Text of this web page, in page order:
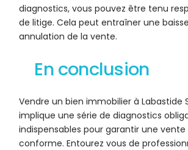
diagnostics, vous pouvez être tenu
de litige. Cela peut entraîner une
annulation de la vente.
En conclusion
Vendre un bien immobilier à Labastide
implique une série de diagnostics
indispensables pour garantir une
conforme. Entourez vous de